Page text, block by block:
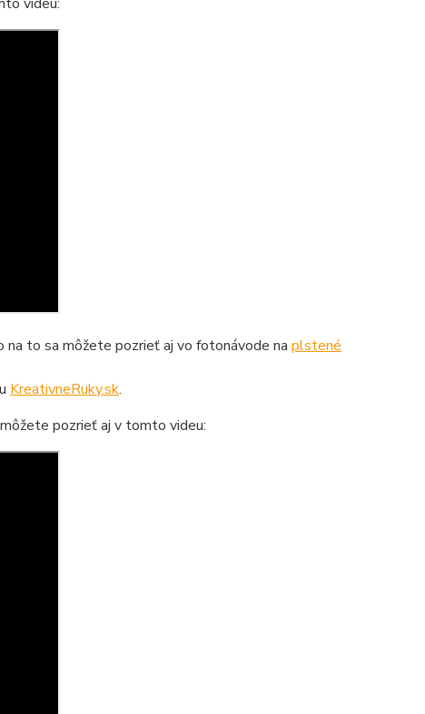
na to sa môžete pozrieť aj vo fotonávode na plstené
KreativneRuky.sk.
pozrieť aj v tomto videu: